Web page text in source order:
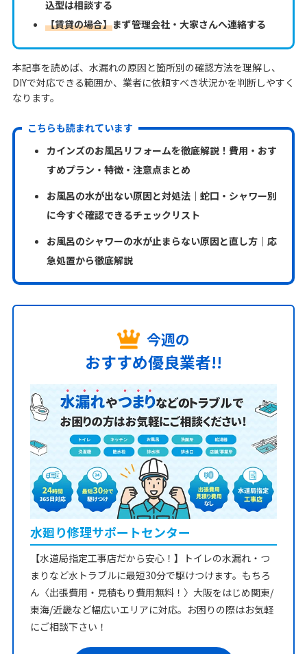
込型は相談する
【賃貸の場合】まず管理会社・大家さんへ連絡する
本記事を読めば、水漏れの原因と箇所別の確認方法を理解し、
DIYで対応できる範囲か、業者に依頼すべき状況かを判断しやすく
なります。
こちらも読まれています
カインズのお風呂リフォームを徹底解説！費用・おす
すめプラン・特徴・注意点まとめ
お風呂の水が出ない原因と対処法｜蛇口・シャワー別
に今すぐ確認できるチェックリスト
お風呂のシャワーの水が止まらない原因と直し方｜応
急処置から徹底解説
今週の
おすすめ優良業者!!
水廻り修理サポートセンター
【水道局指定工事店だから安心！】トイレの水漏れ・つ
まりなど水トラブルに最短30分で駆けつけます。もちろ
ん〈出張費用・見積もり費用無料！〉大阪をはじめ関東/
東海/近畿など幅広いエリアに対応。お困りの際はお気軽
にご相談下さい！